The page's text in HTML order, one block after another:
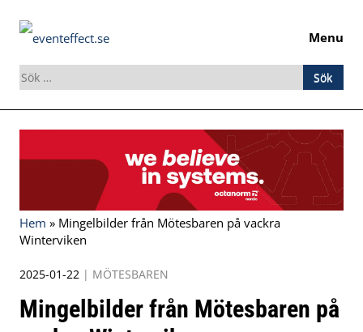
Menu
Sök
efter:
Hem » Mingelbilder från Mötesbaren på vackra
Winterviken
2025-01-22 | MÖTESBAREN
Mingelbilder från Mötesbaren på